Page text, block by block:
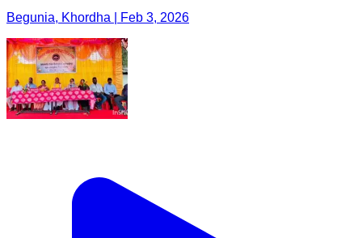
Begunia, Khordha | Feb 3, 2026